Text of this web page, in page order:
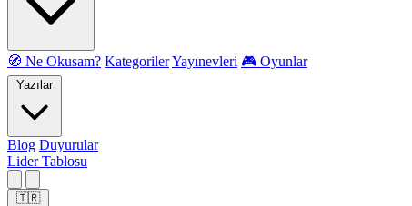
🧭 Ne Okusam? KategorilerYayınevleri 🎮 Oyunlar
Yazılar
Blog Duyurular
Lider Tablosu
🇹🇷